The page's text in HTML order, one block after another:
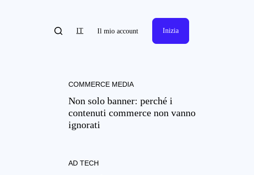
IT Il mio account Inizia
COMMERCE MEDIA
Non solo banner: perché i
contenuti commerce non vanno
ignorati
AD TECH